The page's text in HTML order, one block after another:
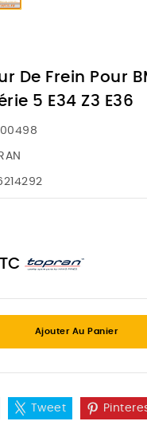
De Frein Pour
5 E34 Z3 E36
Ajouter Au Panier
Tweet